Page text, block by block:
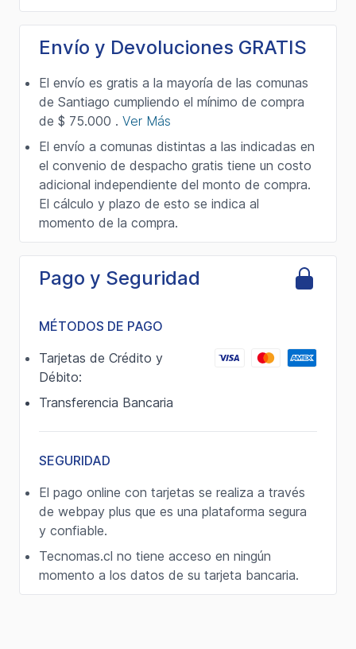
Envío y Devoluciones GRATIS
El envío es gratis a la mayoría de las comunas
de Santiago cumpliendo el mínimo de compra
de $ 75.000 . Ver Más
El envío a comunas distintas a las indicadas en
el convenio de despacho gratis tiene un costo
adicional independiente del monto de compra.
El cálculo y plazo de esto se indica al
momento de la compra.
Pago y Seguridad
MÉTODOS DE PAGO
Tarjetas de Crédito y
Débito:
Transferencia Bancaria
SEGURIDAD
El pago online con tarjetas se realiza a través
de webpay plus que es una plataforma segura
y confiable.
Tecnomas.cl no tiene acceso en ningún
momento a los datos de su tarjeta bancaria.